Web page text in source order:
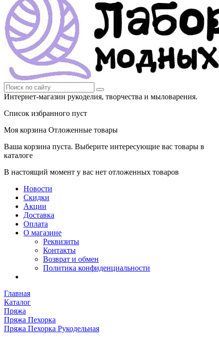
Интернет-магазин рукоделия, творчества и мыловарения.
Список избранного пуст
Моя корзина Отложенные товары
Ваша корзина пуста. Выберите интересующие вас товары в
каталоге
В настоящий момент у вас нет отложенных товаров
Новости
Скидки
Акции
Доставка
Оплата
О магазине
Реквизиты
Контакты
Возврат и обмен
Политика конфиденциальности
Главная
Каталог
Пряжа
Пряжа Пехорка
Пряжа Пехорка Рукодельная